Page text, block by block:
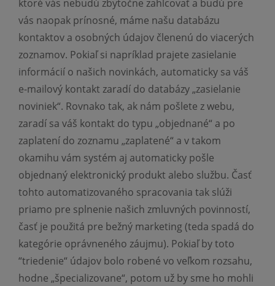
ktoré vás nebudú zbytočne zahlcovať a budú pre
vás naopak prínosné, máme našu databázu
kontaktov a osobných údajov členenú do viacerých
zoznamov. Pokiaľ si napríklad prajete zasielanie
informácií o našich novinkách, automaticky sa váš
e-mailový kontakt zaradí do databázy „zasielanie
noviniek“. Rovnako tak, ak nám pošlete z webu,
zaradí sa váš kontakt do typu „objednané“ a po
zaplatení do zoznamu „zaplatené“ a v takom
okamihu vám systém aj automaticky pošle
objednaný elektronický produkt alebo službu. Časť
tohto automatizovaného spracovania tak slúži
priamo pre splnenie našich zmluvných povinností,
časť je použitá pre bežný marketing (teda spadá do
kategórie oprávneného záujmu). Pokiaľ by toto
“triedenie“ údajov bolo robené vo veľkom rozsahu,
hodne „špecializovane“, potom už by sme ho mohli